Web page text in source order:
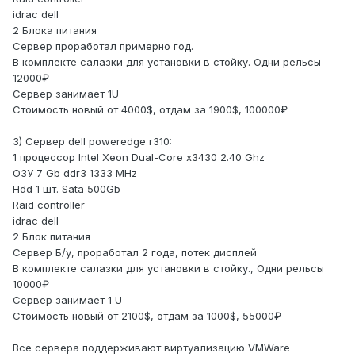
idrac dell
2 Блока питания
Сервер проработал примерно год.
В комплекте салазки для установки в стойку. Одни рельсы
12000₽
Сервер занимает 1U
Стоимость новый от 4000$, отдам за 1900$, 100000₽
3) Сервер dell poweredge r310:
1 процессор Intel Xeon Dual-Core x3430 2.40 Ghz
ОЗУ 7 Gb ddr3 1333 MHz
Hdd 1 шт. Sata 500Gb
Raid controller
idrac dell
2 Блок питания
Сервер Б/у, проработал 2 года, потек дисплей
В комплекте салазки для установки в стойку., Одни рельсы
10000₽
Сервер занимает 1 U
Стоимость новый от 2100$, отдам за 1000$, 55000₽
Все сервера поддерживают виртуализацию VMWare